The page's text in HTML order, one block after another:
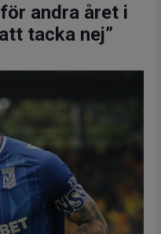
andra året i
tacka nej”